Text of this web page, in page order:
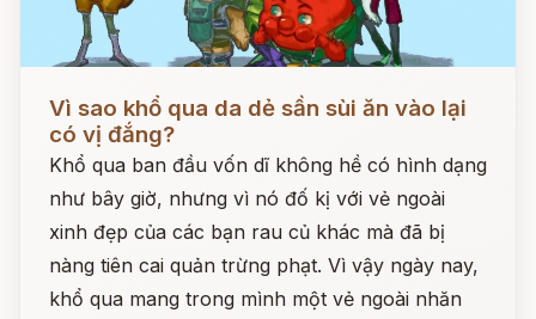
Vì sao khổ qua da dẻ sần sùi ăn vào lại
có vị đắng?
Khổ qua ban đầu vốn dĩ không hề có hình dạng
như bây giờ, nhưng vì nó đố kị với vẻ ngoài
xinh đẹp của các bạn rau củ khác mà đã bị
nàng tiên cai quản trừng phạt. Vì vậy ngày nay,
khổ qua mang trong mình một vẻ ngoài nhăn